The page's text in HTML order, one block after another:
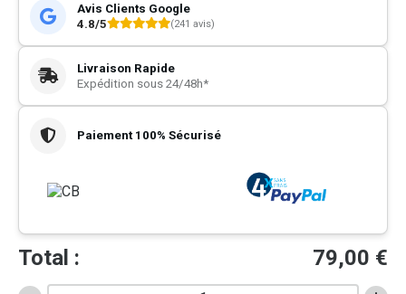
Avis Clients Google
4.8/5
(241 avis)
Livraison Rapide
Expédition sous 24/48h*
Paiement 100% Sécurisé
Total : 79,00 €